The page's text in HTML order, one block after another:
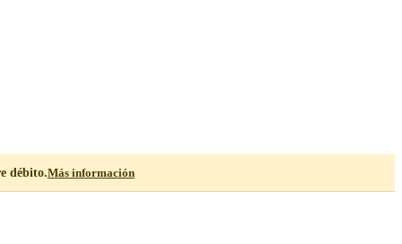
débito.Más información